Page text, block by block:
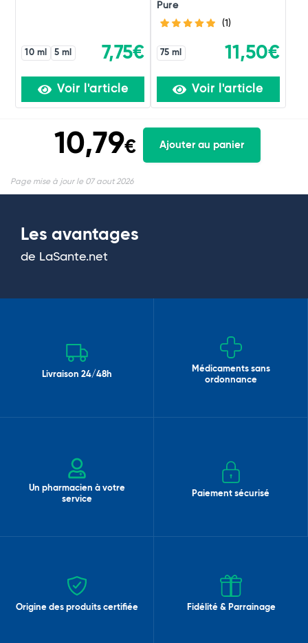
10 ml 5 ml 7,75€
Voir l'article
Pure
(1)
75 ml 11,50€
Voir l'article
10,79€ Ajouter au panier
Page mise à jour le 07 aout 2026
Les avantages
de LaSante.net
Livraison 24/48h
Médicaments sans
ordonnance
Un pharmacien à votre
service
Paiement sécurisé
Origine des produits certifiée Fidélité & Parrainage